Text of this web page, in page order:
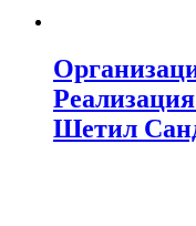
Шетил